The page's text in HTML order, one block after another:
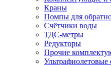
Краны
Помпы для
Счётчики воды
ТДС-метры
Редукторы
Прочие
Ультрафиолетовые